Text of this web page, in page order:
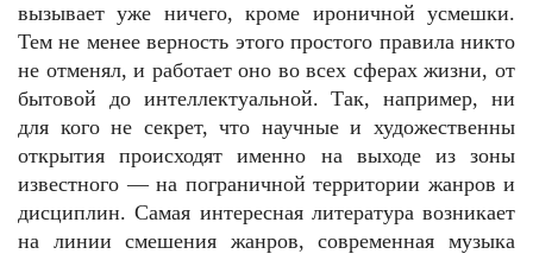
вызывает уже ничего, кроме ироничной усмешки.
Тем не менее верность этого простого правила никто
не отменял, и работает оно во всех сферах жизни, от
бытовой до интеллектуальной. Так, например, ни
для кого не секрет, что научные и художественны
открытия происходят именно на выходе из зоны
известного — на пограничной территории жанров и
дисциплин. Самая интересная литература возникает
на линии смешения жанров, современная музыка